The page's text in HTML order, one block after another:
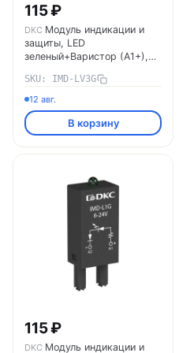
115 ₽
DKC Модуль индикации и
защиты, LED
зеленый+Варистор (A1+),
SKU: IMD-LV3G
12 авг.
В корзину
115 ₽
DKC Модуль индикации и